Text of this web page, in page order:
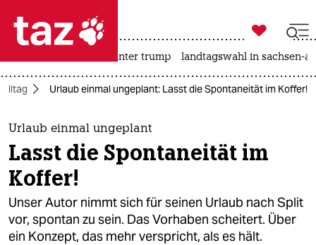
 taz zahl ich
taz zahl ich
themen
politik
öko
gesellschaft

taz zahl ich
usa unter trump landtagswahl in sachsen-
Alltag Urlaub einmal ungeplant: Lasst die Spontaneität im Koffer!
Urlaub einmal ungeplant
Lasst die Spontaneität im
Koffer!
Unser Autor nimmt sich für seinen Urlaub nach Split
vor, spontan zu sein. Das Vorhaben scheitert. Über
ein Konzept, das mehr verspricht, als es hält.